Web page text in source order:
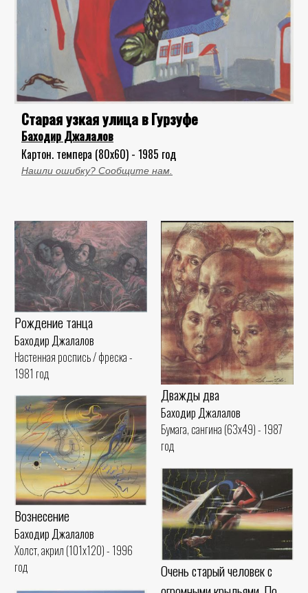
Старая узкая улица в Гурзуфе
Баходир Джалалов
Картон. темпера (80x60) - 1985 год
Нашли ошибку? Сообщите нам.
Рождение танца
Баходир Джалалов
Настенная роспись / фреска -
1981 год
Дважды два
Баходир Джалалов
Бумага, сангина (63x49) - 1987
год
Вознесение
Баходир Джалалов
Холст, акрил (101x120) - 1996
год
Очень старый человек с